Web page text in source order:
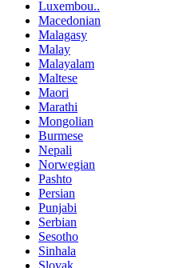
Luxembou..
Macedonian
Malagasy
Malay
Malayalam
Maltese
Maori
Marathi
Mongolian
Burmese
Nepali
Norwegian
Pashto
Persian
Punjabi
Serbian
Sesotho
Sinhala
Slovak